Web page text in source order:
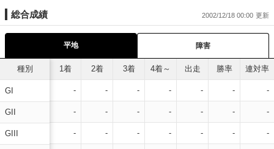
総合成績 2002/12/18 00:00
平地 障害
種別
GI
GII
GIII
1着 2着 3着 4着～ 出走 勝率 連対率
- - - - - - -
- - - - - - -
- - - - - - -